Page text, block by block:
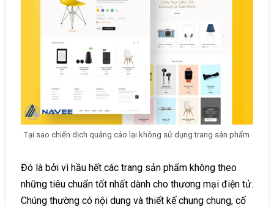
Tại sao chiến dịch quảng cáo lại không sử dụng trang sản phẩm
Đó là bởi vì hầu hết các trang sản phẩm không theo
những tiêu chuẩn tốt nhất dành cho thương mại điện tử.
Chúng thường có nội dung và thiết kế chung chung, cố